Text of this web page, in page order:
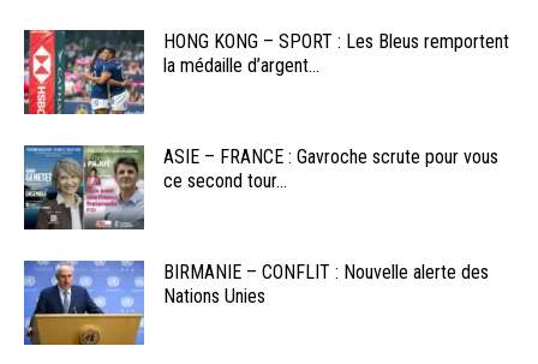
HONG KONG – SPORT : Les Bleus remportent
la médaille d’argent...
ASIE – FRANCE : Gavroche scrute pour vous
ce second tour...
BIRMANIE – CONFLIT : Nouvelle alerte des
Nations Unies